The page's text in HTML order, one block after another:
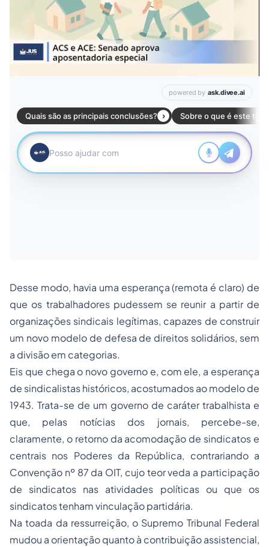
Desse modo, havia uma esperança (remota é claro) de
que os trabalhadores pudessem se reunir a partir de
organizações sindicais legítimas, capazes de construir
um novo modelo de defesa de direitos solidários, sem
a divisão em categorias.
Eis que chega o novo governo e, com ele, a esperança
de sindicalistas históricos, acostumados ao modelo de
1943. Trata-se de um governo de caráter trabalhista e
que, pelas notícias dos jornais, percebe-se,
claramente, o retorno da acomodação de sindicatos e
centrais nos Poderes da República, contrariando a
Convenção nº 87 da OIT, cujo teor veda a participação
de sindicatos nas atividades políticas ou que os
sindicatos tenham vinculação partidária.
Na toada da ressurreição, o Supremo Tribunal Federal
mudou a orientação quanto à contribuição assistencial,